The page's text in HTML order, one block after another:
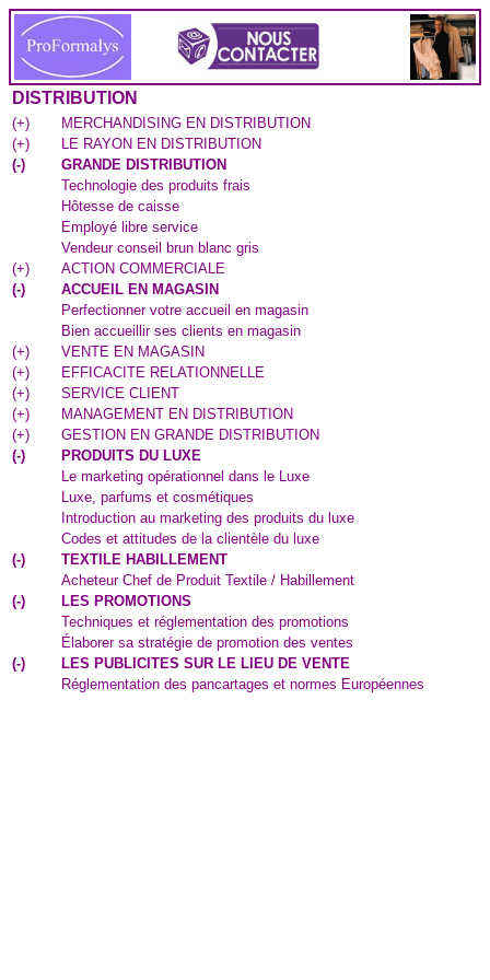
DISTRIBUTION
(+)
MERCHANDISING EN DISTRIBUTION
(+)
LE RAYON EN DISTRIBUTION
(-)
GRANDE DISTRIBUTION
Technologie des produits frais
Hôtesse de caisse
Employé libre service
Vendeur conseil brun blanc gris
(+)
ACTION COMMERCIALE
(-)
ACCUEIL EN MAGASIN
Perfectionner votre accueil en magasin
Bien accueillir ses clients en magasin
(+)
VENTE EN MAGASIN
(+)
EFFICACITE RELATIONNELLE
(+)
SERVICE CLIENT
(+)
MANAGEMENT EN DISTRIBUTION
(+)
GESTION EN GRANDE DISTRIBUTION
(-)
PRODUITS DU LUXE
Le marketing opérationnel dans le Luxe
Luxe, parfums et cosmétiques
Introduction au marketing des produits du luxe
Codes et attitudes de la clientèle du luxe
(-)
TEXTILE HABILLEMENT
Acheteur Chef de Produit Textile / Habillement
(-)
LES PROMOTIONS
Techniques et réglementation des promotions
Élaborer sa stratégie de promotion des ventes
(-)
LES PUBLICITES SUR LE LIEU DE VENTE
Réglementation des pancartages et normes Européennes